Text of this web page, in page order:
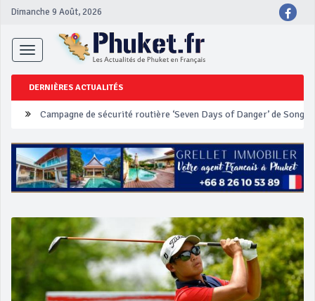
Dimanche 9 Août, 2026
Toggle
navigation
DERNIÈRES ACTUALITÉS
Un touriste français blessé en se faisant arracher son collier en
Phuket Peranakan Festival
‘Phuket Eye’ assurera la sécurité pendant Songkran
Campagne de sécurité routière ‘Seven Days of Danger’ de